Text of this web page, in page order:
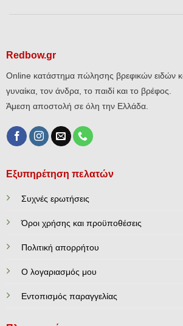
Redbow.gr
Online κατάστημα πώλησης βρεφικών ειδών
γυναίκα, τον άνδρα, το παιδί και το βρέφος.
Άμεση αποστολή σε όλη την Ελλάδα.
Εξυπηρέτηση πελατών
Συχνές ερωτήσεις
Όροι χρήσης και προϋποθέσεις
Πολιτική απορρήτου
Ο λογαριασμός μου
Εντοπισμός παραγγελίας